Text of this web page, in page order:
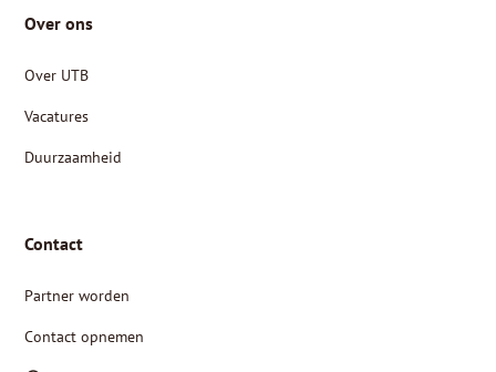
Over ons
Over UTB
Vacatures
Duurzaamheid
Contact
Partner worden
Contact opnemen